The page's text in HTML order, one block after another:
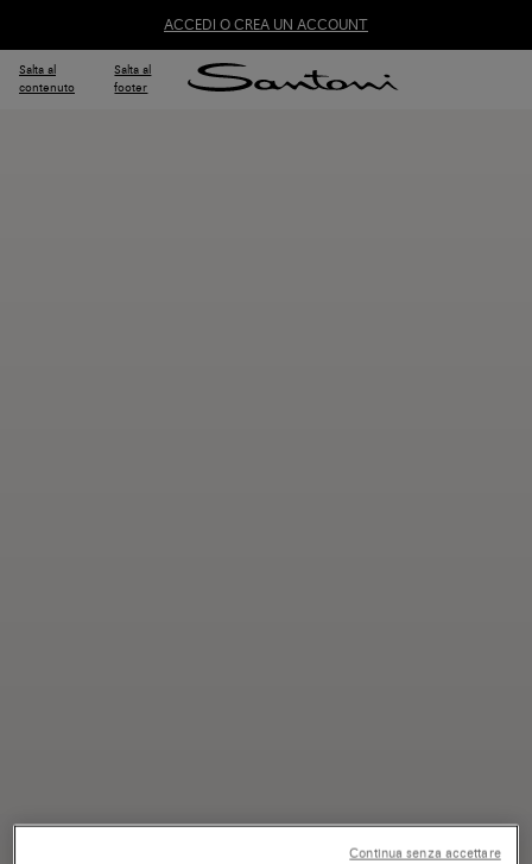
ACCEDI O CREA UN ACCOUNT
Salta al
contenuto
Salta al
footer
Continua senza accettare